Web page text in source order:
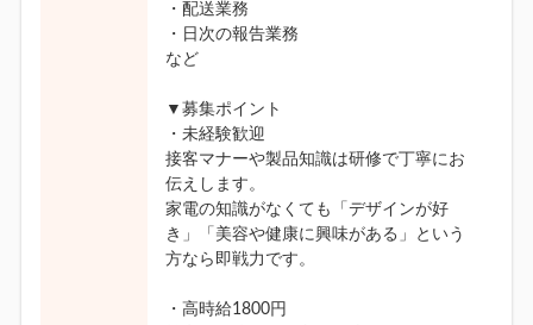
・配送業務
・日次の報告業務
など
▼募集ポイント
・未経験歓迎
接客マナーや製品知識は研修で丁寧にお
伝えします。
家電の知識がなくても「デザインが好
き」「美容や健康に興味がある」という
方なら即戦力です。
・高時給1800円